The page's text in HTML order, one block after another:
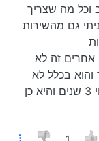
וכל מה שצריך
גם מהשירות
זה לא
והוא בכלל לא
הסכים לדבר איתי על ביטוח ללא עבר ביטוחי 3 שנים והיא כן
1